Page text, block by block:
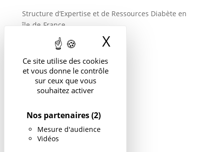
Ce site utilise des cookies
et vous donne le contrôle
sur ceux que vous
souhaitez activer
Nos partenaires(2)
Mesure d'audience
Vidéos
X
Structure d’Expertise et de Ressources Diabète en
île-de-France